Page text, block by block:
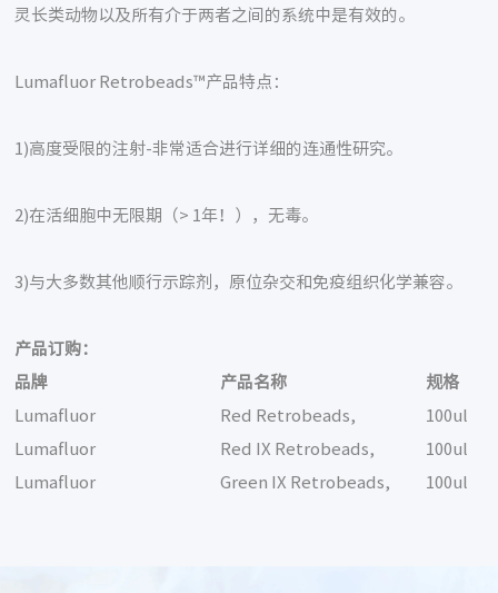
灵长类动物以及所有介于两者之间的系统中是有效的。
Lumafluor Retrobeads™产品特点：
1)高度受限的注射-非常适合进行详细的连通性研究。
2)在活细胞中无限期（> 1年！），无毒。
3)与大多数其他顺行示踪剂，原位杂交和免疫组织化学兼容。
产品订购：
品牌
产品名称
规格
Lumafluor
Red Retrobeads,
100ul
Lumafluor
Red IX Retrobeads,
100ul
Lumafluor
Green IX Retrobeads, 100ul